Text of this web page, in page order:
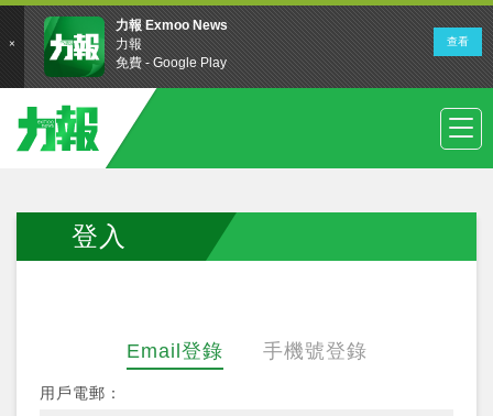
登入
Email登錄 手機號登錄
用戶電郵：